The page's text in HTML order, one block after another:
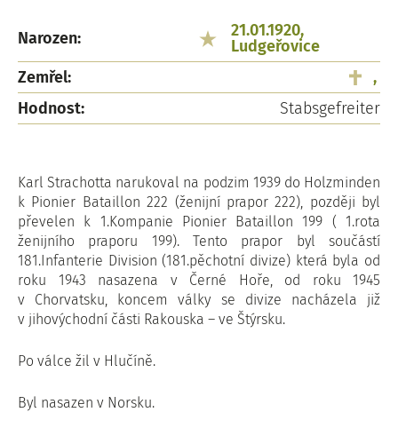
Narozen:
21.01.1920,
Ludgeřovice
Zemřel:
,
Hodnost:
Stabsgefreiter
Karl Strachotta narukoval na podzim 1939 do Holzminden
k Pionier Bataillon 222 (ženijní prapor 222), později byl
převelen k 1.Kompanie Pionier Bataillon 199 ( 1.rota
ženijního praporu 199). Tento prapor byl součástí
181.Infanterie Division (181.pěchotní divize) která byla od
roku 1943 nasazena v Černé Hoře, od roku 1945
v Chorvatsku, koncem války se divize nacházela již
v jihovýchodní části Rakouska – ve Štýrsku.
Po válce žil v Hlučíně.
Byl nasazen v Norsku.